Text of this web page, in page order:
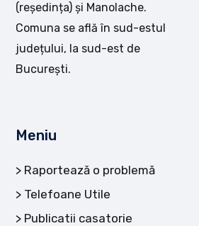
(reședința) și Manolache.
Comuna se află în sud-estul
județului, la sud-est de
București.
Meniu
Raportează o problemă
Telefoane Utile
Publicatii casatorie